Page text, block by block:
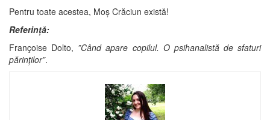
Pentru toate acestea, Moș Crăciun există!
Referință:
Françoise Dolto, ”Când apare copilul. O psihanalistă de sfaturi
părinților”.